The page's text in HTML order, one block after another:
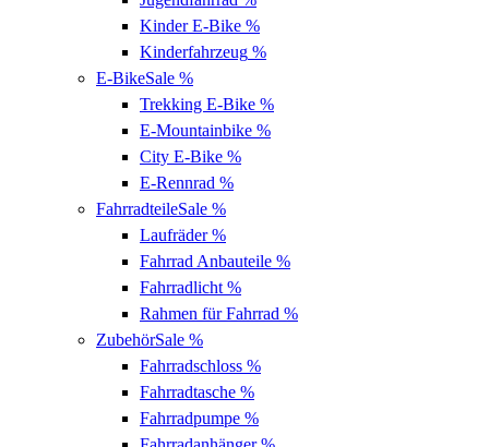
Kinder E-Bike %
Kinderfahrzeug %
E-BikeSale %
Trekking E-Bike %
E-Mountainbike %
City E-Bike %
E-Rennrad %
FahrradteileSale %
Laufräder%
Fahrrad Anbauteile %
Fahrradlicht %
Rahmen für Fahrrad %
ZubehörSale %
Fahrradschloss %
Fahrradtasche %
Fahrradpumpe %